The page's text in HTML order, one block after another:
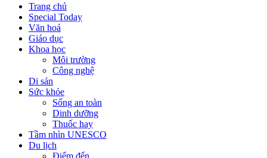
Trang chủ
Special Today
Văn hoá
Giáo dục
Khoa học
Môi trường
Công nghệ
Di sản
Sức khỏe
Sống an toàn
Dinh dưỡng
Thuốc hay
Tầm nhìn UNESCO
Du lịch
Điểm đến